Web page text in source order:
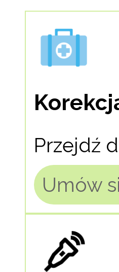
Przejdź
Umów